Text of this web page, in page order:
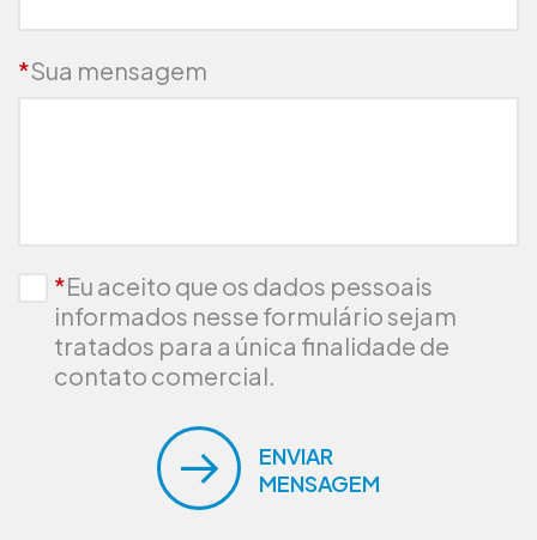
*Sua mensagem
*Eu aceito que os dados pessoais
informados nesse formulário sejam
tratados para a única finalidade de
contato comercial.
ENVIAR
MENSAGEM